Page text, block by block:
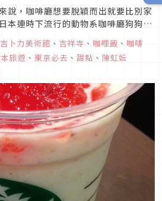
說，咖啡廳想要脫穎而出就要比別家
本連時下流行的動物系咖啡廳狗狗貓
人眼睛一亮。小小的身體，圓滾滾的
翅蹦蹦跳的模樣可愛的叫人受不了。
了小鳥這般獨特的魅力，獨一無二的
吉卜力美術館 、 吉祥寺 、 咖哩飯 、 咖啡
旅遊 、 東京必去 、 甜點 、 陳虹妘